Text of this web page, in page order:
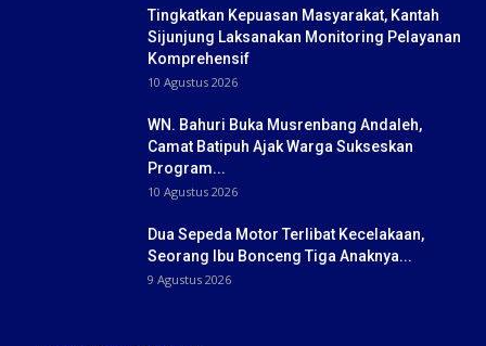
Tingkatkan Kepuasan Masyarakat, Kantah
Sijunjung Laksanakan Monitoring Pelayanan
Komprehensif
10 Agustus 2026
WN. Bahuri Buka Musrenbang Andaleh,
Camat Batipuh Ajak Warga Sukseskan
Program...
10 Agustus 2026
Dua Sepeda Motor Terlibat Kecelakaan,
Seorang Ibu Bonceng Tiga Anaknya...
9 Agustus 2026